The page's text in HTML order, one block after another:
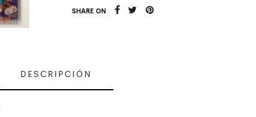
SHARE ON
DESCRIPCIÓN